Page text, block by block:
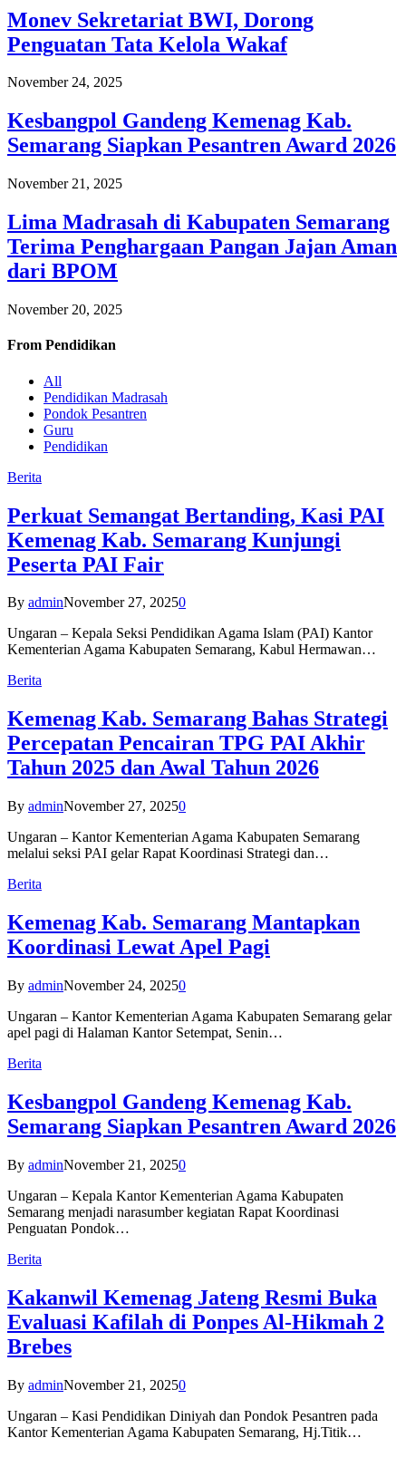
Monev Sekretariat BWI, Dorong
Penguatan Tata Kelola Wakaf
November 24, 2025
Kesbangpol Gandeng Kemenag Kab.
Semarang Siapkan Pesantren Award 2026
November 21, 2025
Lima Madrasah di Kabupaten Semarang
Terima Penghargaan Pangan Jajan Aman
dari BPOM
November 20, 2025
From Pendidikan
All
Pendidikan Madrasah
Pondok Pesantren
Guru
Pendidikan
Berita
Perkuat Semangat Bertanding, Kasi PAI
Kemenag Kab. Semarang Kunjungi
Peserta PAI Fair
By adminNovember 27, 20250
Ungaran – Kepala Seksi Pendidikan Agama Islam (PAI) Kantor
Kementerian Agama Kabupaten Semarang, Kabul Hermawan…
Berita
Kemenag Kab. Semarang Bahas Strategi
Percepatan Pencairan TPG PAI Akhir
Tahun 2025 dan Awal Tahun 2026
By adminNovember 27, 20250
Ungaran – Kantor Kementerian Agama Kabupaten Semarang
melalui seksi PAI gelar Rapat Koordinasi Strategi dan…
Berita
Kemenag Kab. Semarang Mantapkan
Koordinasi Lewat Apel Pagi
By adminNovember 24, 20250
Ungaran – Kantor Kementerian Agama Kabupaten Semarang gelar
apel pagi di Halaman Kantor Setempat, Senin…
Berita
Kesbangpol Gandeng Kemenag Kab.
Semarang Siapkan Pesantren Award 2026
By adminNovember 21, 20250
Ungaran – Kepala Kantor Kementerian Agama Kabupaten
Semarang menjadi narasumber kegiatan Rapat Koordinasi
Penguatan Pondok…
Berita
Kakanwil Kemenag Jateng Resmi Buka
Evaluasi Kafilah di Ponpes Al-Hikmah 2
Brebes
By adminNovember 21, 20250
Ungaran – Kasi Pendidikan Diniyah dan Pondok Pesantren pada
Kantor Kementerian Agama Kabupaten Semarang, Hj.Titik…